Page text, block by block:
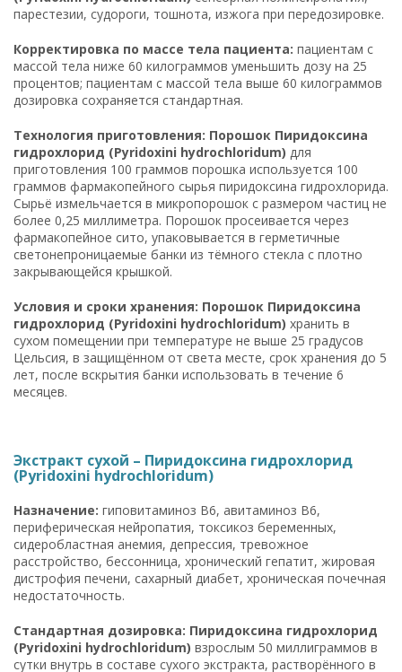
парестезии, судороги, тошнота, изжога при передозировке.
Корректировка по массе тела пациента: пациентам с
массой тела ниже 60 килограммов уменьшить дозу на 25
процентов; пациентам с массой тела выше 60 килограммов
дозировка сохраняется стандартная.
Технология приготовления: Порошок Пиридоксина
гидрохлорид (Pyridoxini hydrochloridum) для
приготовления 100 граммов порошка используется 100
граммов фармакопейного сырья пиридоксина гидрохлорида.
Сырьё измельчается в микропорошок с размером частиц не
более 0,25 миллиметра. Порошок просеивается через
фармакопейное сито, упаковывается в герметичные
светонепроницаемые банки из тёмного стекла с плотно
закрывающейся крышкой.
Условия и сроки хранения: Порошок Пиридоксина
гидрохлорид (Pyridoxini hydrochloridum) хранить в
сухом помещении при температуре не выше 25 градусов
Цельсия, в защищённом от света месте, срок хранения до 5
лет, после вскрытия банки использовать в течение 6
месяцев.
Экстракт сухой – Пиридоксина гидрохлорид
(Pyridoxini hydrochloridum)
Назначение: гиповитаминоз B6, авитаминоз B6,
периферическая нейропатия, токсикоз беременных,
сидеробластная анемия, депрессия, тревожное
расстройство, бессонница, хронический гепатит, жировая
дистрофия печени, сахарный диабет, хроническая почечная
недостаточность.
Стандартная дозировка: Пиридоксина гидрохлорид
(Pyridoxini hydrochloridum) взрослым 50 миллиграммов в
сутки внутрь в составе сухого экстракта, растворённого в